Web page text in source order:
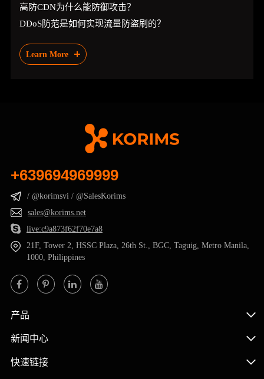
高防CDN为什么能防御攻击？
DDoS防范是如何实现流量防盗刷的？
Learn More
+639694969999
/ @korimsvi / @SalesKorims
sales@korims.net
live:c9a873f62f70e7a8
21F, Tower 2, HSSC Plaza, 26th St., BGC, Taguig, Metro Manila,
1000, Philippines
产品
新闻中心
快速链接